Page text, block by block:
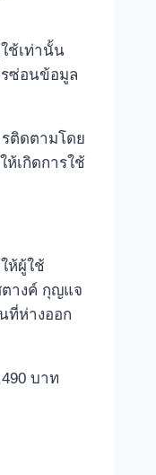
ช้เท่านั้น
รซ่อนข้อมูล
รติดตามโดย
เกิดการใช้
ห้ผู้ใช้
ตางค์ กุญแจ
ที่ห่างออก
บาท